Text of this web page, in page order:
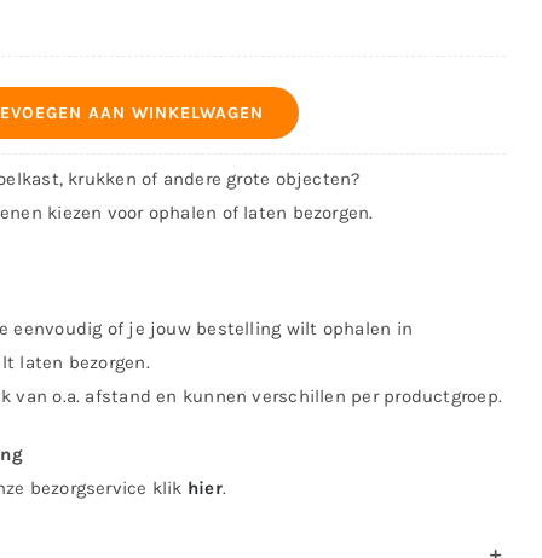
AAN WINKELWAGEN
krukken of andere grote objecten?
kiezen voor ophalen of laten bezorgen.
eenvoudig of je jouw bestelling wilt ophalen in
laten bezorgen.
van o.a. afstand en kunnen verschillen per productgroep.
bezorgservice klik hier.